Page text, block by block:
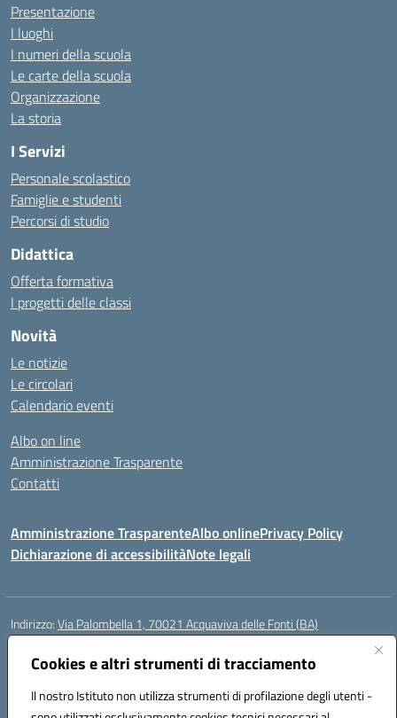
Cookies e altri strumenti di tracciamento
Il nostro Istituto non utilizza strumenti di profilazione degli utenti -
Presentazione
I luoghi
I numeri della scuola
Le carte della scuola
Organizzazione
La storia
I Servizi
Personale scolastico
Famiglie e studenti
Percorsi di studio
Didattica
Offerta formativa
I progetti delle classi
Novità
Le notizie
Le circolari
Calendario eventi
Albo on line
Amministrazione Trasparente
Contatti
Amministrazione TrasparenteAlbo onlinePrivacy Policy
Dichiarazione di accessibilitàNote legali
Indirizzo:Via Palombella 1, 70021 Acquaviva delle Fonti (BA)
Centralino:
Posta elettronica certificata (PEC):baic89400e@pec.istruzione.it
Codice fiscale: 91121590722
Codice meccanografico:baic89400e